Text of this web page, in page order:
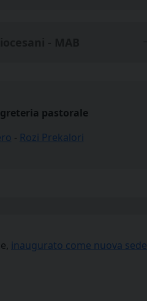
pastorale
- Rozi Prekalori
inaugurato come nuova sede